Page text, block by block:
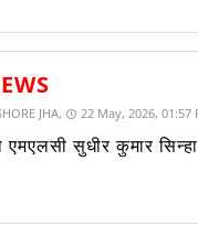
JHA, 22 May, 2026, 01:57
सुधीर कुमार